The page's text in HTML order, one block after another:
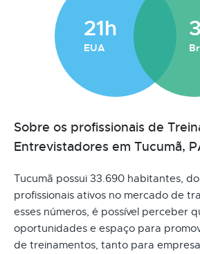
21h
EUA
Sobre os profissionais de
Entrevistadores em Tucumã,
Tucumã possui 33.690 habitantes,
profissionais ativos no mercado de
esses números, é possível perceber
oportunidades e espaço para
de treinamentos, tanto para